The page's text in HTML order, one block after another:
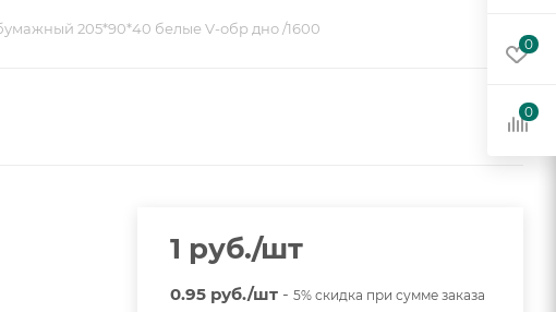
205*90*40 белые V-обр дно /1600
1 руб./шт
0.95 руб./шт- 5% скидка при сумме заказа
0
0